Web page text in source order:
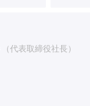
（代表取締役社長）